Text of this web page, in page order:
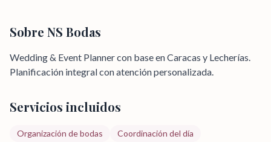
Sobre NS Bodas
Wedding & Event Planner con base en Caracas y Lecherías.
Planificación integral con atención personalizada.
Servicios incluidos
Organización de bodas
Coordinación del día